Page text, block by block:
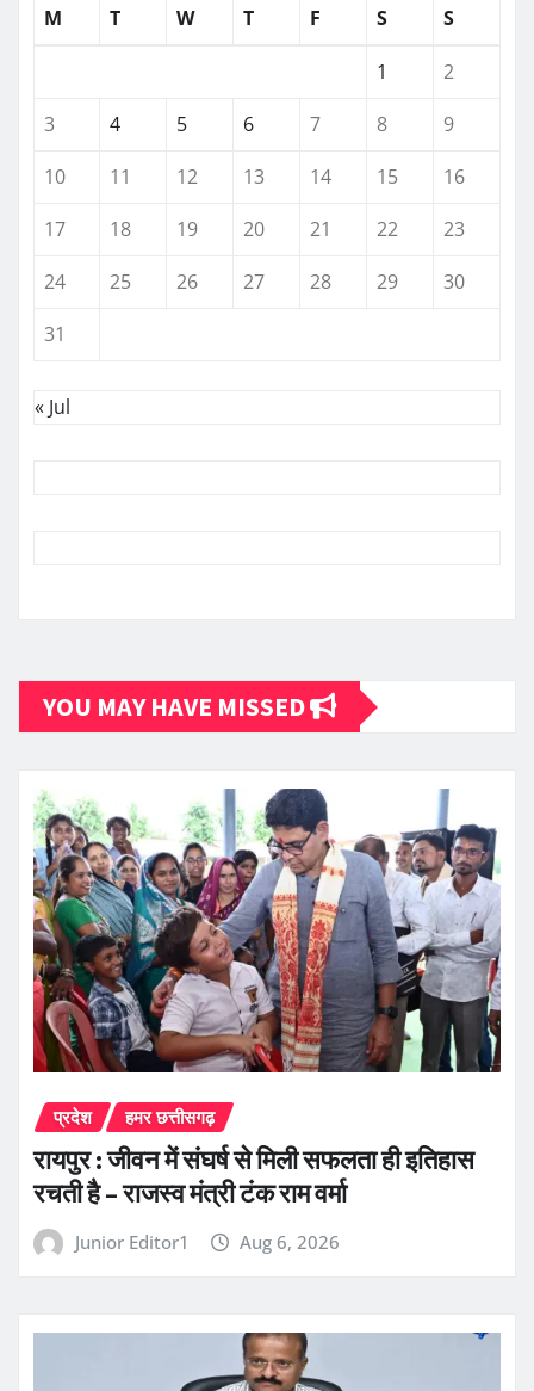
M T W T F S S
1
2
3
4 5 6 7 8
9
10
11 12 13 14 15
16
17
18 19 20 21 22
23
24
25 26 27 28 29
30
31
« Jul
YOU MAY HAVE MISSED
प्रदेश हमर छत्तीसगढ़
रायपुर : जीवन में संघर्ष से मिली सफलता ही इतिहास
रचती है – राजस्व मंत्री टंक राम वर्मा
Junior Editor1 Aug 6, 2026